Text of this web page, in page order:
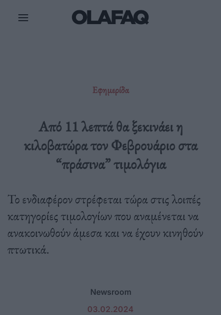
Εφημερίδα
Από 11 λεπτά θα ξεκινάει η
κιλοβατώρα τον Φεβρουάριο στα
“πράσινα” τιμολόγια
Το ενδιαφέρον στρέφεται τώρα στις λοιπές
κατηγορίες τιμολογίων που αναμένεται να
ανακοινωθούν άμεσα και να έχουν κινηθούν
πτωτικά.
Newsroom
03.02.2024